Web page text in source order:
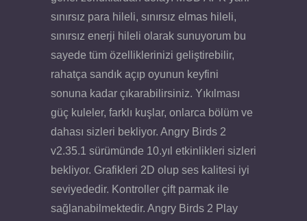
sınırsız para hileli, sınırsız elmas hileli,
sınırsız enerji hileli olarak sunuyorum bu
sayede tüm özelliklerinizi geliştirebilir,
rahatça sandık açıp oyunun keyfini
sonuna kadar çıkarabilirsiniz. Yıkılması
güç kuleler, farklı kuşlar, onlarca bölüm ve
dahası sizleri bekliyor. Angry Birds 2
v2.35.1 sürümünde 10.yıl etkinlikleri sizleri
bekliyor. Grafikleri 2D olup ses kalitesi iyi
seviyededir. Kontroller çift parmak ile
sağlanabilmektedir. Angry Birds 2 Play